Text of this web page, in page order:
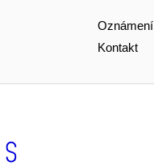
Oznámení
Kontakt